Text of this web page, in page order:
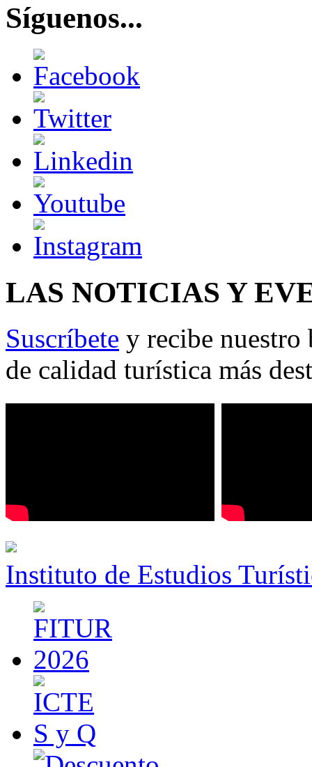
Síguenos...
LAS NOTICIAS Y
Suscríbete y recibe nuestro
de calidad turística más
Instituto de Estudios